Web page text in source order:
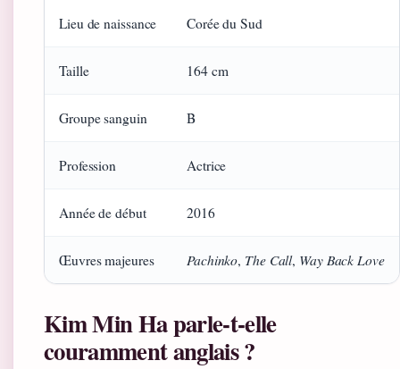
Lieu de naissance Corée du Sud
Taille 164 cm
Groupe sanguin B
Profession Actrice
Année de début 2016
Œuvres majeures Pachinko, The Call, Way Back Love
Kim Min Ha parle-t-elle
couramment anglais ?